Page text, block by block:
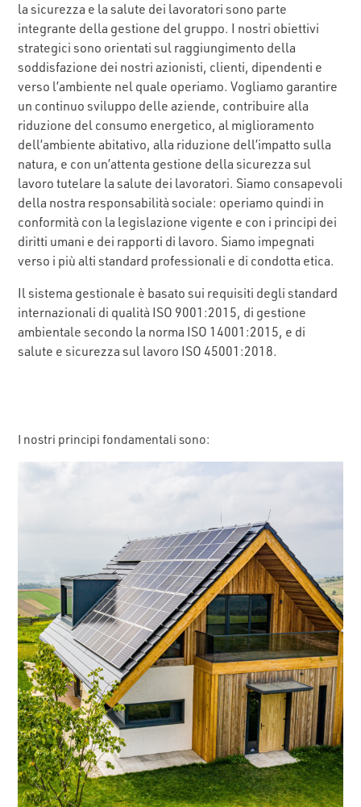
la sicurezza e la salute dei lavoratori sono parte
integrante della gestione del gruppo. I nostri obiettivi
strategici sono orientati sul raggiungimento della
soddisfazione dei nostri azionisti, clienti, dipendenti e
verso l’ambiente nel quale operiamo. Vogliamo garantire
un continuo sviluppo delle aziende, contribuire alla
riduzione del consumo energetico, al miglioramento
dell’ambiente abitativo, alla riduzione dell’impatto sulla
natura, e con un’attenta gestione della sicurezza sul
lavoro tutelare la salute dei lavoratori. Siamo consapevoli
della nostra responsabilità sociale: operiamo quindi in
conformità con la legislazione vigente e con i principi dei
diritti umani e dei rapporti di lavoro. Siamo impegnati
verso i più alti standard professionali e di condotta etica.
Il sistema gestionale è basato sui requisiti degli standard
internazionali di qualità ISO 9001:2015, di gestione
ambientale secondo la norma ISO 14001:2015, e di
salute e sicurezza sul lavoro ISO 45001:2018.
I nostri principi fondamentali sono: